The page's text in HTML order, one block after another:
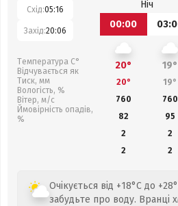
Схід:05:16
Захід:20:06
Температура С°
Відчувається як
Тиск, мм
Вологість, %
Вітер, м/с
Ймовірність опадів,
%
Ніч
00:00
20° 19°
20° 19°
760
760
82
95
2
2
2
2
Очікується від +18°C до
забудьте про воду. Вранці